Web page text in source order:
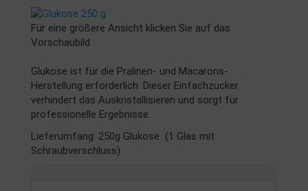
Für eine größere Ansicht klicken Sie auf das
Vorschaubild
Glukose ist für die Pralinen- und Macarons-
Herstellung erforderlich. Dieser Einfachzucker
verhindert das Auskristallisieren und sorgt für
professionelle Ergebnisse.
Lieferumfang: 250g Glukose (1 Glas mit
Schraubverschluss)